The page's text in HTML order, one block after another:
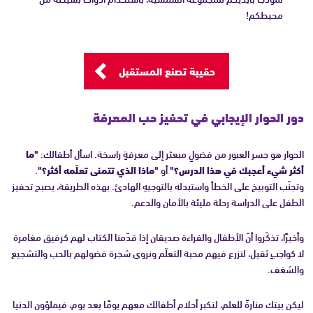
محيطكم!
حقيبة تصنع المستقبل
دور الحوار الإيجابي في تحفيز حب المعرفة
الحوار هو جسر العبور من فضولٍ مبعثر إلى معرفةٍ راسخة. اسأل أطفالك:"ما
أكثر شيء أعجبك في هذا الدرس؟"أو"ماذا الذي تتمنى تعلّمه أكثر؟".
وتجنّب التوبيخ على الخطأ واستبدله بالتوجيهِ الهادئ. بهذه الطريقة، يصبح تحفيز
الطفل على الدراسة رحلة مليئة بالأمان والدعم.
وأخيرًا، تذكّروا أنّ الأطفال والقراءة صديقان إذا قدّمنا الكتاب لهم كرفيق مغامرة
لا كواجبٍ ثقيل، لنزرع فيهم محبة التعلّم ونروي شجرة فضولهم بالحب والتشجيع
والشغف.
ليكن بيتك منارةً للعلم، لتكبر أحلام أطفالك معهم يومًا بعد يوم، فيملؤون الدنيا